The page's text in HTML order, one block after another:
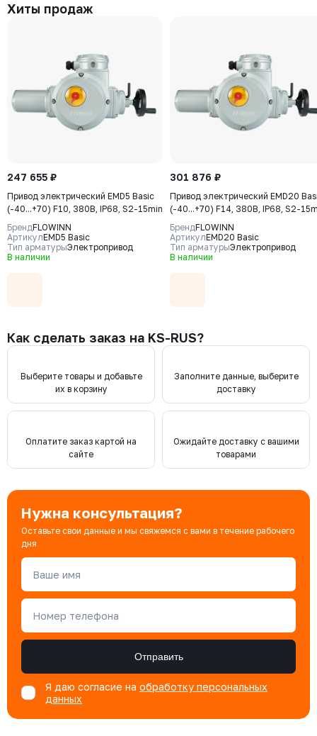
Хиты продаж
247 655 ₽
Привод электрический EMD5 Basic
(-40...+70) F10, 380В, IP68, S2-15min
БрендFLOWINN
АртикулEMD5 Basic
Тип арматурыЭлектропривод
В наличии
301 876 ₽
Привод электрический EMD20
(-40...+70) F14, 380В, IP68, S2-
БрендFLOWINN
АртикулEMD20 Basic
Тип арматурыЭлектропривод
В наличии
Как сделать заказ на KS-RUS?
Выберите товары и добавьте
их в корзину
Заполните данные, выберите
доставку
Оплатите заказ картой на
сайте
Ожидайте доставку с вашими
товарами
Нужна консультация?
Оставьте свои данные и мы свяжемся с вами в течение рабочего
дня
Ваше имя
Номер телефона
Отправить
Я даю согласие на обработку персональных
данных